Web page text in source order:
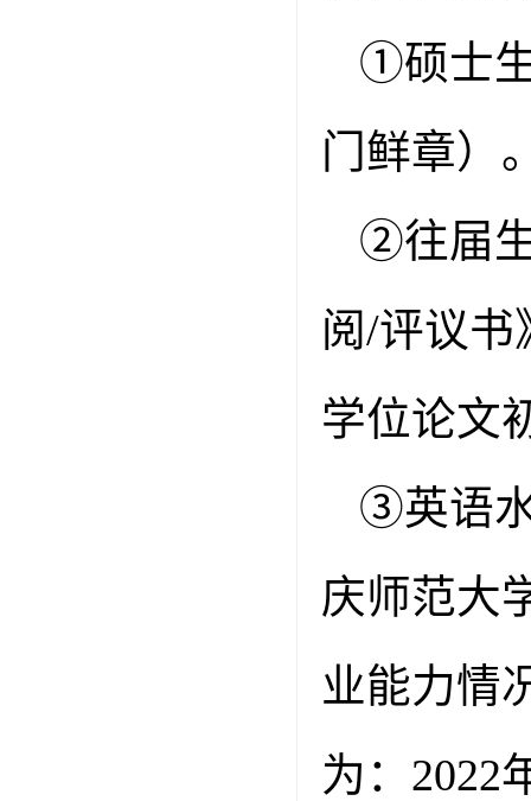
①硕士
门鲜章）
②往届
阅/评议书
学位论文
③英语
庆师范大
业能力情
为： 2022